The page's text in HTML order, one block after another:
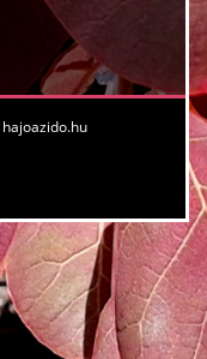
hajoazido.hu